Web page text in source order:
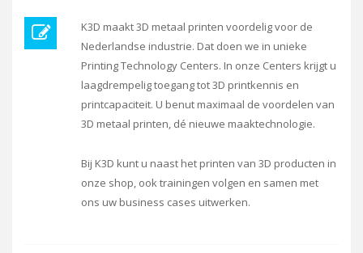
K3D maakt 3D metaal printen voordelig voor de
Nederlandse industrie. Dat doen we in unieke
Printing Technology Centers. In onze Centers krijgt u
laagdrempelig toegang tot 3D printkennis en
printcapaciteit. U benut maximaal de voordelen van
3D metaal printen, dé nieuwe maaktechnologie.
Bij K3D kunt u naast het printen van 3D producten in
onze shop, ook trainingen volgen en samen met
ons uw business cases uitwerken.